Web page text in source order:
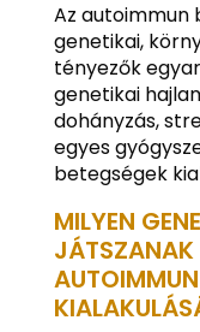
Az autoimmun
genetikai,
tényezők
genetikai
dohányzás,
egyes
betegségek
MILYEN
JÁTSZANAK